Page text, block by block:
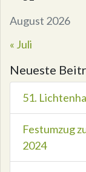
August 2026
« Juli
Neueste
51.
Festumzug
2024